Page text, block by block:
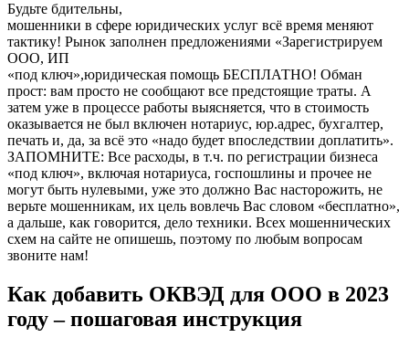
Будьте бдительны,
мошенники в сфере юридических услуг всё время меняют
тактику! Рынок заполнен предложениями «Зарегистрируем
ООО, ИП
«под ключ»,юридическая помощь БЕСПЛАТНО! Обман
прост: вам просто не сообщают все предстоящие траты. А
затем уже в процессе работы выясняется, что в стоимость
оказывается не был включен нотариус, юр.адрес, бухгалтер,
печать и, да, за всё это «надо будет впоследствии доплатить».
ЗАПОМНИТЕ: Все расходы, в т.ч. по регистрации бизнеса
«под ключ», включая нотариуса, госпошлины и прочее не
могут быть нулевыми, уже это должно Вас насторожить, не
верьте мошенникам, их цель вовлечь Вас словом «бесплатно»,
а дальше, как говорится, дело техники. Всех мошеннических
схем на сайте не опишешь, поэтому по любым вопросам
звоните нам!
Как добавить ОКВЭД для ООО в 2023
году – пошаговая инструкция